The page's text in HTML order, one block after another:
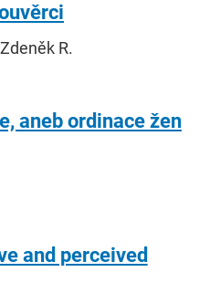
R.
aneb ordinace žen
and perceived